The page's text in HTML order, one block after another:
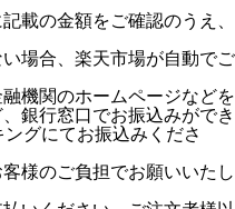
載の金額をご確認のうえ、
場合、楽天市場が自動でご
機関のホームページなどを
銀行窓口でお振込みができ
グにてお振込みくださ
様のご負担でお願いいたし